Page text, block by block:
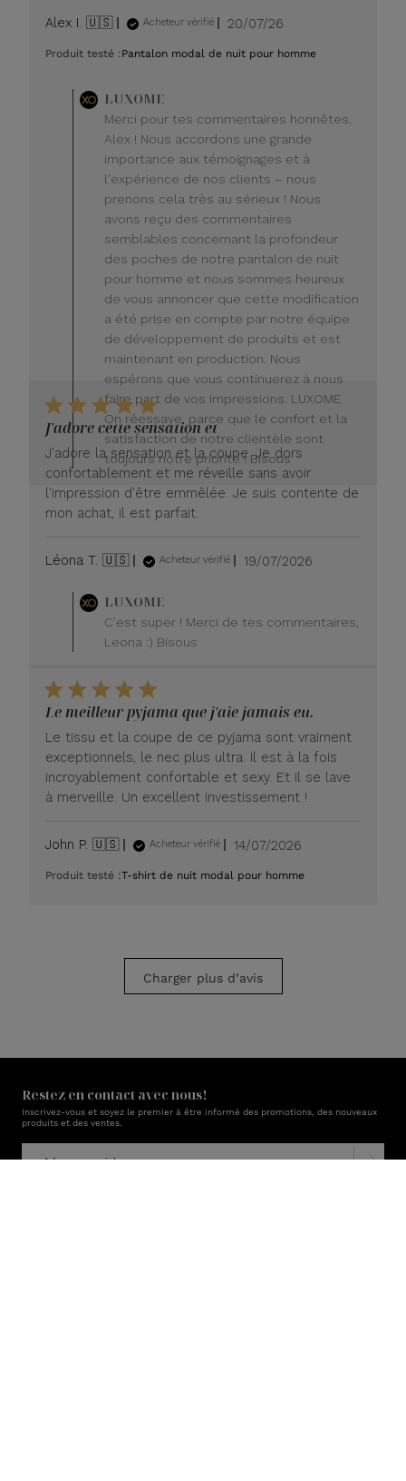
Alex I. 🇺🇸 Acheteur vérifié
Date
publication
20/07/26
Produit testé :Pantalon modal de nuit pour homme
du
propriétaire
du
magasin
sur
l'avis
de
LUXOME
lundi
20
juillet
2026
LUXOME
Merci pour tes commentaires honnêtes,
Alex ! Nous accordons une grande
importance aux témoignages et à
l'expérience de nos clients – nous
prenons cela très au sérieux ! Nous
avons reçu des commentaires
semblables concernant la profondeur
des poches de notre pantalon de nuit
pour homme et nous sommes heureux
de vous annoncer que cette modification
a été prise en compte par notre équipe
de développement de produits et est
maintenant en production. Nous
espérons que vous continuerez à nous
faire part de vos impressions. LUXOME
On réessaye, parce que le confort et la
satisfaction de notre clientèle sont
toujours notre priorité ! Bisous
J'adore cette sensation et
J'adore la sensation et la coupe. Je dors
confortablement et me réveille sans avoir
l'impression d'être emmêlée. Je suis contente de
mon achat, il est parfait.
Léona T. 🇺🇸 Acheteur vérifié
Date
19/07/2026
du
l'avis
de
LUXOME
le
lundi
20
juillet
LUXOME
C'est super ! Merci de tes commentaires,
Leona :) Bisous
Le meilleur pyjama que j'aie jamais eu.
Le tissu et la coupe de ce pyjama sont vraiment
exceptionnels, le nec plus ultra. Il est à la fois
incroyablement confortable et sexy. Et il se lave
à merveille. Un excellent investissement !
John P. 🇺🇸 Acheteur vérifié
Date
publication
14/07/2026
Produit testé :T-shirt de nuit modal pour homme
Charger plus d’avis
Restez en contact avec nous!
Inscrivez-vous et soyez le premier à être informé des promotions, des nouveaux
produits et des ventes.